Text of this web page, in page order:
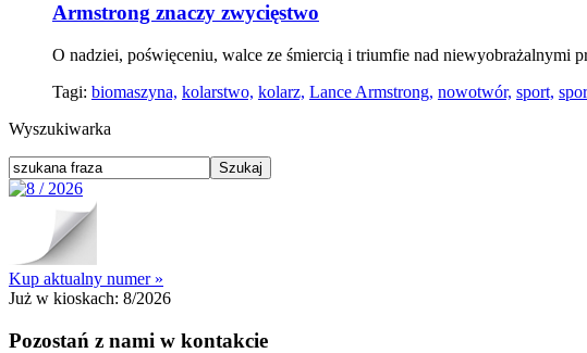
Armstrong znaczy zwycięstwo
O nadziei, poświęceniu, walce ze śmiercią i triumfie nad niewyobrażalnymi
Tagi: biomaszyna, kolarstwo, kolarz, Lance Armstrong, nowotwór, sport,
Wyszukiwarka
Kup aktualny numer »
Już w kioskach: 8/2026
Pozostań z nami w kontakcie